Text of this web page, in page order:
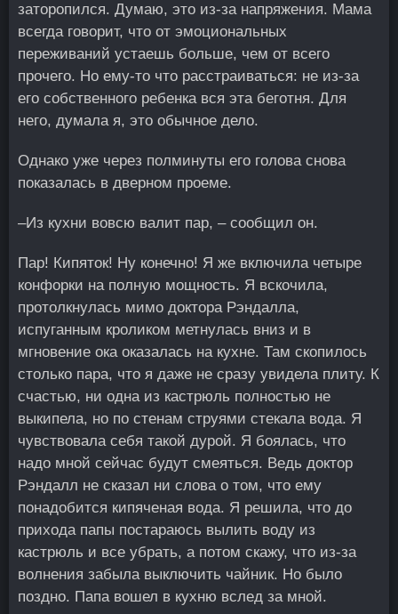
заторопился. Думаю, это из-за напряжения. Мама
всегда говорит, что от эмоциональных
переживаний устаешь больше, чем от всего
прочего. Но ему-то что расстраиваться: не из-за
его собственного ребенка вся эта беготня. Для
него, думала я, это обычное дело.
Однако уже через полминуты его голова снова
показалась в дверном проеме.
–Из кухни вовсю валит пар, – сообщил он.
Пар! Кипяток! Ну конечно! Я же включила четыре
конфорки на полную мощность. Я вскочила,
протолкнулась мимо доктора Рэндалла,
испуганным кроликом метнулась вниз и в
мгновение ока оказалась на кухне. Там скопилось
столько пара, что я даже не сразу увидела плиту. К
счастью, ни одна из кастрюль полностью не
выкипела, но по стенам струями стекала вода. Я
чувствовала себя такой дурой. Я боялась, что
надо мной сейчас будут смеяться. Ведь доктор
Рэндалл не сказал ни слова о том, что ему
понадобится кипяченая вода. Я решила, что до
прихода папы постараюсь вылить воду из
кастрюль и все убрать, а потом скажу, что из-за
волнения забыла выключить чайник. Но было
поздно. Папа вошел в кухню вслед за мной.